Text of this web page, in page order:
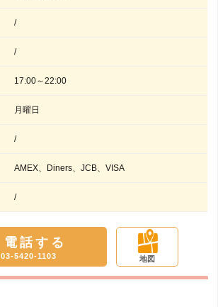
/
/
17:00～22:00
月曜日
/
AMEX、Diners、JCB、VISA
/
電話する
03-5420-1103 地図